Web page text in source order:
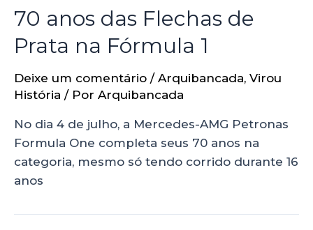
70 anos das Flechas de
Prata na Fórmula 1
Deixe um comentário / Arquibancada, Virou
História / Por Arquibancada
No dia 4 de julho, a Mercedes-AMG Petronas
Formula One completa seus 70 anos na
categoria, mesmo só tendo corrido durante 16
anos